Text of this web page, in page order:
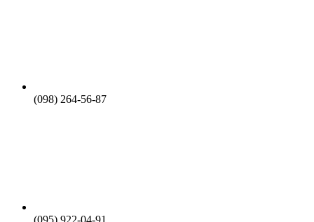
(098) 264-56-87
(095) 922-04-91